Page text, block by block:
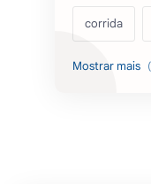
corrida
acarde